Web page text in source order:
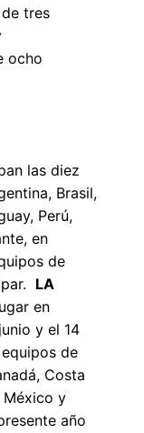
tres
ocho
las diez
Brasil,
Perú,
en
de
LA
en
y el 14
de
Costa
México y
año